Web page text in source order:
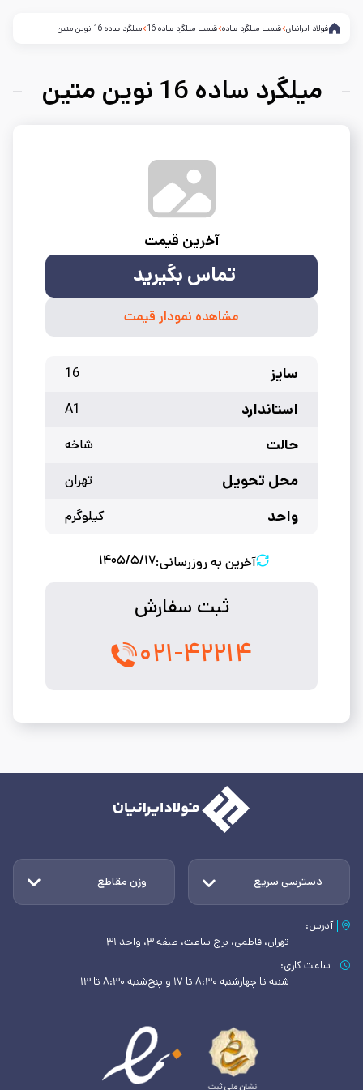
فولاد ایرانیان قیمت میلگرد ساده قیمت میلگرد ساده 16 میلگرد ساده 16 نوین متین
میلگرد ساده 16 نوین متین
آخرین قیمت
تماس بگیرید
مشاهده نمودار قیمت
سایز 16
استاندارد A1
حالت شاخه
محل تحویل تهران
واحد کیلوگرم
آخرین به روزرسانی:۱۴۰۵/۵/۱۷
ثبت سفارش
۰۲۱-۴۲۲۱۴
دسترسی سریع وزن مقاطع
آدرس:
تهران، فاطمی، برج ساعت، طبقه ۳، واحد ۳۱
ساعت کاری:
شنبه تا چهارشنبه ۸:۳۰ تا ۱۷ و پنج‌شنبه ۸:۳۰ تا ۱۳